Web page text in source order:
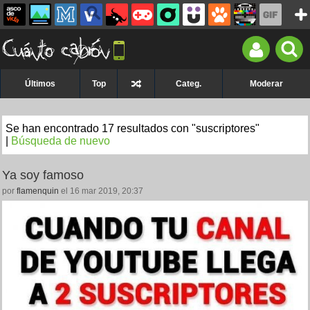
Últimos Top Categ. Moderar
Se han encontrado 17 resultados con "suscriptores"
Búsqueda de nuevo
Ya soy famoso
por flamenquin el 16 mar 2019, 20:37